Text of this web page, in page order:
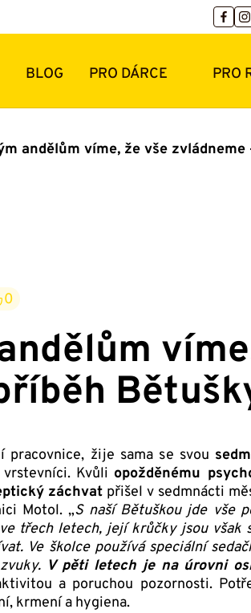
BLOG PRO DÁRCE PRO
andělům víme, že vše
0
pracovnice, žije sama se svou
Kvůli opožděnému
záchvat přišel v sedmnácti
Motol. „S naší Bětuškou jde vše
třech letech, její krůčky jsou
Ve školce používá speciální
V pěti letech je na úrovni
a poruchou pozornosti.
krmení a hygiena.